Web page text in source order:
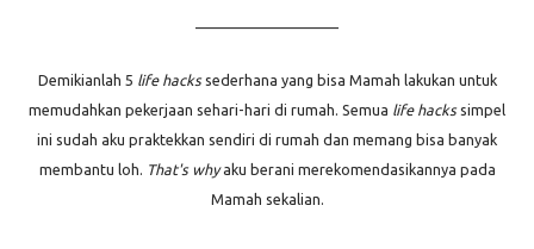
Demikianlah 5 life hackssederhana yang bisa Mamah lakukan untuk
memudahkan pekerjaan sehari-hari di rumah. Semua life hackssimpel
ini sudah aku praktekkan sendiri di rumah dan memang bisa banyak
membantu loh. That's whyaku berani merekomendasikannya pada
Mamah sekalian.